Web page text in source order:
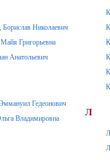
Борислав Николаевич
Майя Григорьевна
Анатольевич
Гедеонович
Владимировна
Л